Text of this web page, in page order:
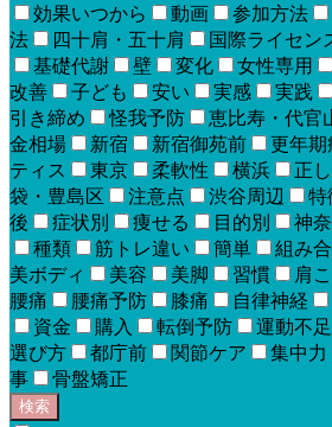
効果いつから
動画 参加方法
法
四十肩・五十肩 国際ライセン
基礎代謝
壁 変化 女性専用
改善
子ども 安い 実感 実践
引き締め
怪我予防 恵比寿・代官
金相場
新宿 新宿御苑前 更年期
ティス
東京 柔軟性 横浜 正
袋・豊島区
注意点 渋谷周辺 特
後
症状別 痩せる 目的別 神奈
種類
筋トレ違い 簡単 組み
美ボディ
美容 美脚 習慣 肩
腰痛
腰痛予防 膝痛 自律神経
資金
購入 転倒予防 運動不足
選び方
都庁前 関節ケア 集中力
事
骨盤矯正
検索